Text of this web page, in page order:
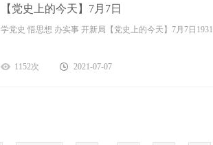
【党史上的今天】7月7日
学党史 悟思想 办实事 开新局【党史上的今天】7月7日
1152次 2021-07-07